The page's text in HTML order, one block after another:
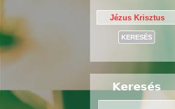
Keresés